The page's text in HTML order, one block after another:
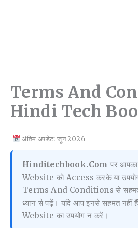
Terms And
Hindi Tech
अंतिम अपडेट: जून 2026
Hinditechbook.com पर
Website को Access करके या
Terms And Conditions से सहमत
ध्यान से पढ़ें। यदि आप इनसे सहमत नहीं हैं
Website का उपयोग न करें।